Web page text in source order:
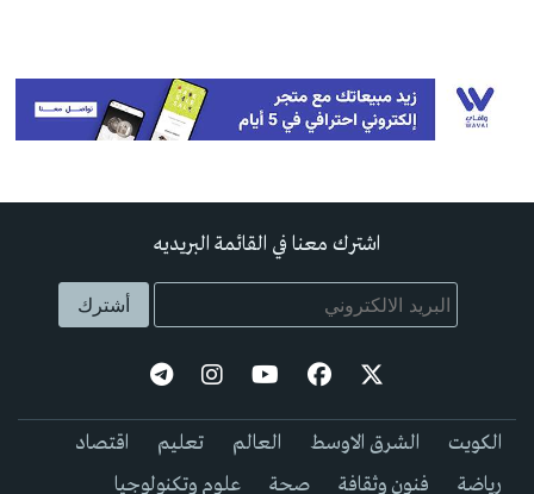
اشترك معنا في القائمة البريديه
الكويت الشرق الاوسط العالم تعليم
اقتصاد
رياضة
فنون وثقافة صحة علوم وتكنولوجيا